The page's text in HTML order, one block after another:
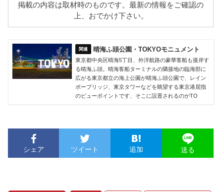
掲載の内容は取材時のものです。最新の情報をご確認の
上、おでかけ下さい。
晴海ふ頭公園・TOKYOモニュメント
東京都中央区晴海5丁目、外洋航路の豪華客船も接岸す
る晴海ふ頭。晴海客船ターミナルの隣接地の臨海部に
広がる東京都立の海上公園が晴海ふ頭公園で、レイン
ボーブリッジ、東京タワーなどを眺望する東京港屈指
のビューポイントです、そこに設置されるのがTO
シェア ツイート 追加 送る